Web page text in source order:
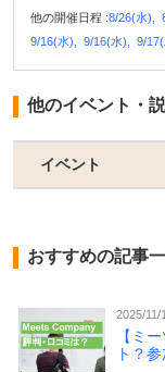
他の開催日程 :8/26(水),
9/16(水),
9/16(水), 9/17(
他のイベント・
イベント
おすすめの記事
2025/11/
【ミ
ト？